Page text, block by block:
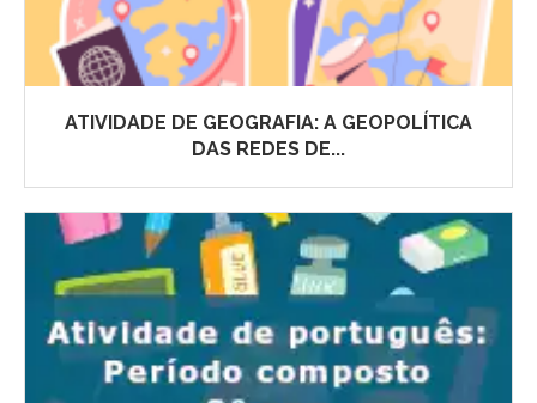
ATIVIDADE DE GEOGRAFIA: A GEOPOLÍTICA
DAS REDES DE...